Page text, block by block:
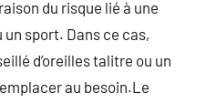
du risque lié à une
sport. Dans ce cas,
d’oreilles talitre ou un
au besoin.Le